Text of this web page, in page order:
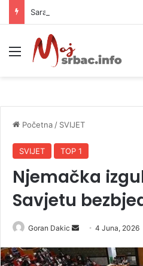
Sara Mikača igra tenis života i
Meni
Početna / SVIJET
SVIJET TOP 1
Njemačka
Savjetu
Goran Dakic
n
4 Juna, 2026